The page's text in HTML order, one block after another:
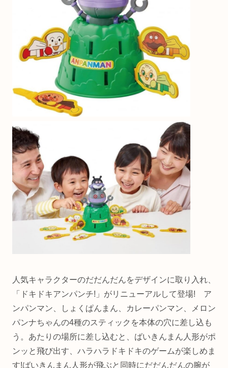
人気キャラクターのだだんだんをデザインに取り入れ、
「ドキドキアンパンチ!」がリニューアルして登場! ア
ンパンマン、しょくぱんまん、カレーパンマン、メロン
パンナちゃんの4種のスティックを本体の穴に差し込も
う。あたりの場所に差し込むと、ばいきんまん人形がポ
ンッと飛び出す、ハラハラドキドキのゲームが楽しめま
す!ばいきんまん人形が飛ぶと同時にだだんだんの腕が